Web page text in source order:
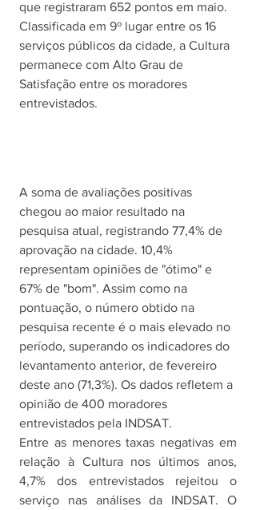
que registraram 652 pontos em maio.
Classificada em 9º lugar entre os 16
serviços públicos da cidade, a Cultura
permanece com Alto Grau de
Satisfação entre os moradores
entrevistados.
A soma de avaliações positivas
chegou ao maior resultado na
pesquisa atual, registrando 77,4% de
aprovação na cidade. 10,4%
representam opiniões de "ótimo" e
67% de "bom". Assim como na
pontuação, o número obtido na
pesquisa recente é o mais elevado no
período, superando os indicadores do
levantamento anterior, de fevereiro
deste ano (71,3%). Os dados refletem a
opinião de 400 moradores
entrevistados pela INDSAT.
Entre as menores taxas negativas em
relação à Cultura nos últimos anos,
4,7% dos entrevistados rejeitou o
serviço nas análises da INDSAT. O